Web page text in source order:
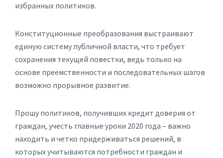
избранных политиков.
Конституционные преобразования выстраивают
единую систему публичной власти, что требует
сохранения текущей повестки, ведь только на
основе преемственности и последовательных шагов
возможно прорывное развитие.
Прошу политиков, получивших кредит доверия от
граждан, учесть главные уроки 2020 года – важно
находить и четко придерживаться решений, в
которых учитываются потребности граждан и